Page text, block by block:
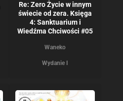
Re: Zero Życie w innym
świecie od zera. Księga
4: Sanktuarium i
Wiedźma Chciwości #05
Waneko
Wydanie I